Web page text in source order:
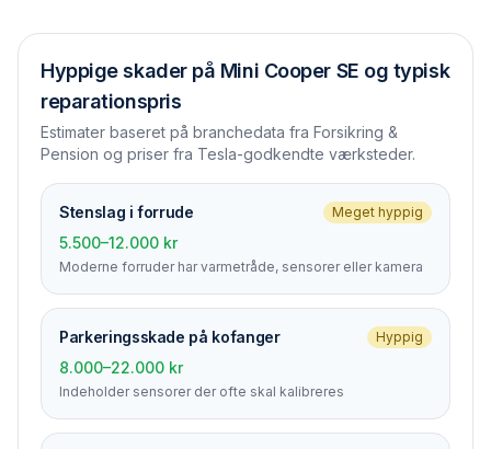
Hyppige skader på Mini Cooper SE og typisk
reparationspris
Estimater baseret på branchedata fra Forsikring &
Pension og priser fra Tesla-godkendte værksteder.
Stenslag i forrude Meget hyppig
5.500–12.000 kr
Moderne forruder har varmetråde, sensorer eller kamera
Parkerings­skade på kofanger Hyppig
8.000–22.000 kr
Indeholder sensorer der ofte skal kalibreres